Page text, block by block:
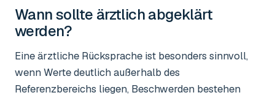
Wann sollte ärztlich abgeklärt
werden?
Eine ärztliche Rücksprache ist besonders sinnvoll,
wenn Werte deutlich außerhalb des
Referenzbereichs liegen, Beschwerden bestehen